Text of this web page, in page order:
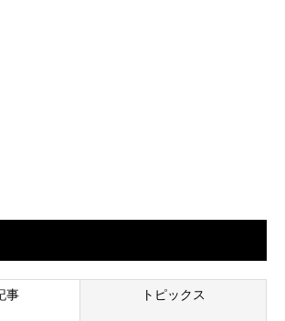
事 トピックス